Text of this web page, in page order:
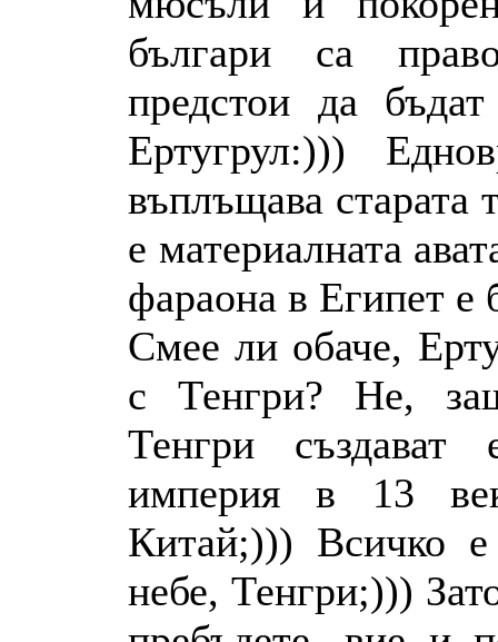
българи са
предстои да
Ертугрул:)))
въплъщава старата
е материалната
фараона в Египет е
Смее ли обаче,
с Тенгри? Не,
Тенгри
империя в 13
Китай;))) Всичко
небе, Тенгри;)))